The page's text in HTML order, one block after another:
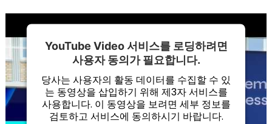
데이터를 지속적으로 설정된 기준값과 비교하여 이상 현상을
감지합니다.
YouTube Video 서비스를 로딩하려면
사용자 동의가 필요합니다.
당사는 사용자의 활동 데이터를 수집할 수 있
는 동영상을 삽입하기 위해 제3자 서비스를
사용합니다. 이 동영상을 보려면 세부 정보를
검토하고 서비스에 동의하시기 바랍니다.